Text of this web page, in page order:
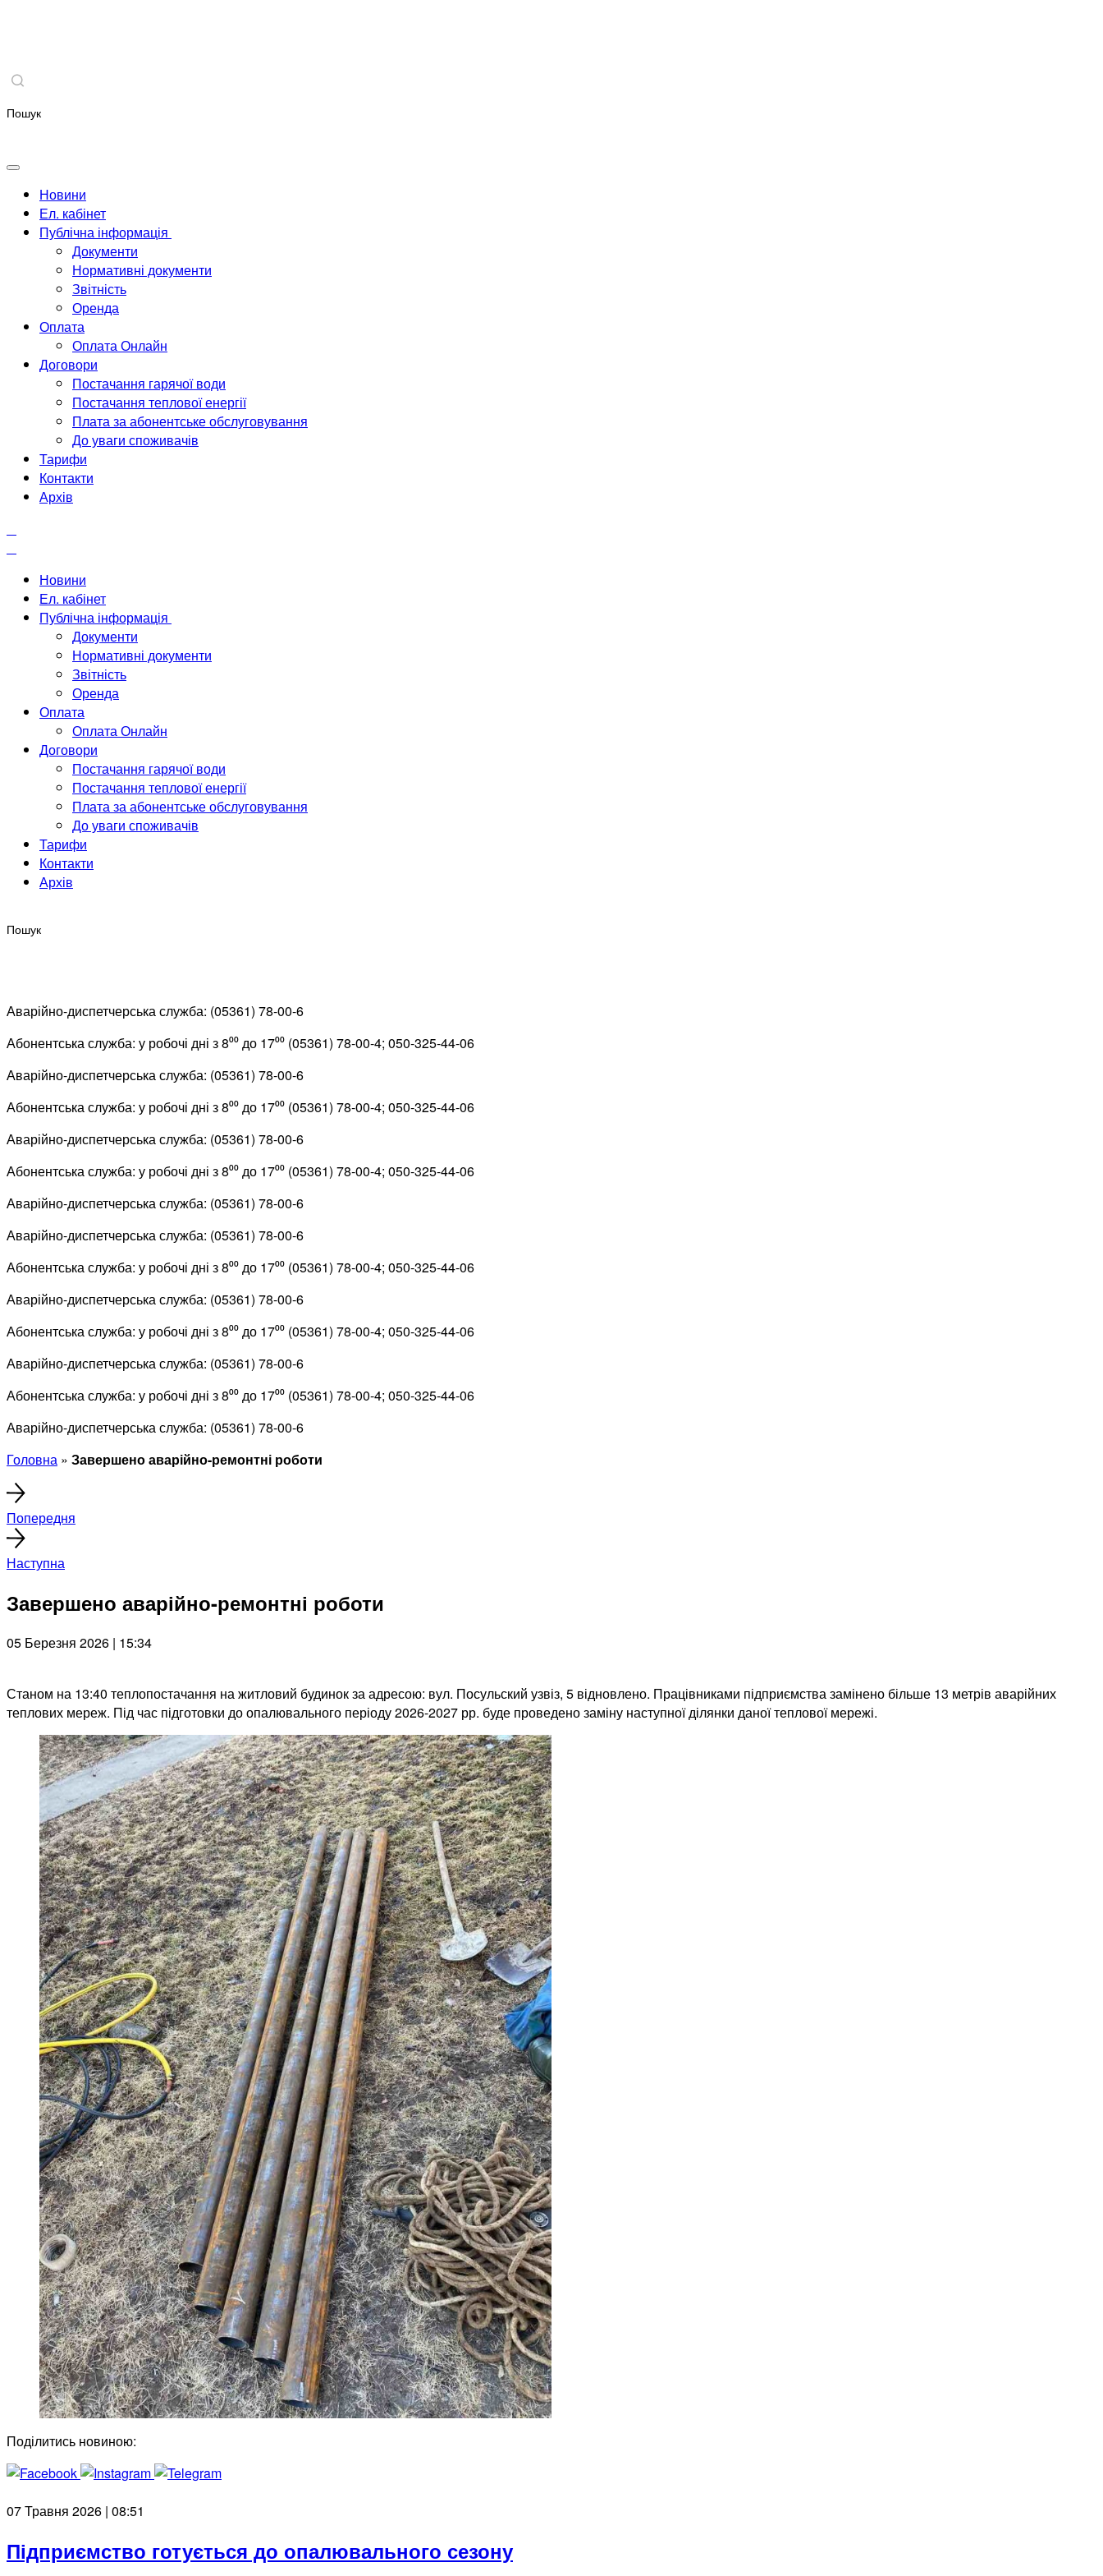
Новини
Ел. кабінет
Публічна інформація
Документи
Нормативні документи
Звітність
Оренда
Оплата
Оплата Онлайн
Договори
Постачання гарячої води
Постачання теплової енергії
Плата за абонентське обслуговування
До уваги споживачів
Тарифи
Контакти
Архів
Новини
Ел. кабінет
Публічна інформація
Документи
Нормативні документи
Звітність
Оренда
Оплата
Оплата Онлайн
Договори
Постачання гарячої води
Постачання теплової енергії
Плата за абонентське обслуговування
До уваги споживачів
Тарифи
Контакти
Архів
Аварійно-диспетчерська служба: (05361) 78-00-6
Абонентська служба: у робочі дні з 8⁰⁰ до 17⁰⁰ (05361) 78-00-4; 050-325-44-06
Аварійно-диспетчерська служба: (05361) 78-00-6
Абонентська служба: у робочі дні з 8⁰⁰ до 17⁰⁰ (05361) 78-00-4; 050-325-44-06
Аварійно-диспетчерська служба: (05361) 78-00-6
Абонентська служба: у робочі дні з 8⁰⁰ до 17⁰⁰ (05361) 78-00-4; 050-325-44-06
Аварійно-диспетчерська служба: (05361) 78-00-6
Аварійно-диспетчерська служба: (05361) 78-00-6
Абонентська служба: у робочі дні з 8⁰⁰ до 17⁰⁰ (05361) 78-00-4; 050-325-44-06
Аварійно-диспетчерська служба: (05361) 78-00-6
Абонентська служба: у робочі дні з 8⁰⁰ до 17⁰⁰ (05361) 78-00-4; 050-325-44-06
Аварійно-диспетчерська служба: (05361) 78-00-6
Абонентська служба: у робочі дні з 8⁰⁰ до 17⁰⁰ (05361) 78-00-4; 050-325-44-06
Аварійно-диспетчерська служба: (05361) 78-00-6
Головна » Завершено аварійно-ремонтні роботи
Попередня
Наступна
Завершено аварійно-ремонтні роботи
05 Березня 2026 | 15:34
Станом на 13:40 теплопостачання на житловий будинок за адресою: вул. Посульский узвіз, 5 відновлено. Працівниками підприємства замінено більше 13 метрів аварійних
теплових мереж. Під час підготовки до опалювального періоду 2026-2027 рр. буде проведено заміну наступної ділянки даної теплової мережі.
Поділитись новиною:
07 Травня 2026 | 08:51
Підприємство готується до опалювального сезону